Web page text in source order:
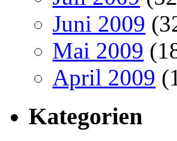
Juni 2009
Mai 2009
April 2009
Kategorien